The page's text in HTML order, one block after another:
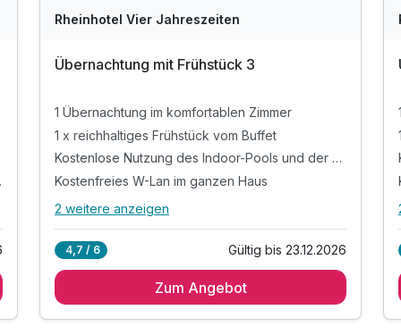
Rheinhotel Vier Jahreszeiten
Übernachtung mit Frühstück 3
1 Übernachtung im komfortablen Zimmer
1 x reichhaltiges Frühstück vom Buffet
Kostenlose Nutzung des Indoor-Pools und der Sauna
Kostenfreies W-Lan im ganzen Haus
Alle Inklusivleistungen
1 x reichhaltiges Frühstück vom Buffet
2 weitere anzeigen
4,7 / 6 Gültig bis 23.12.2026
Zum Angebot